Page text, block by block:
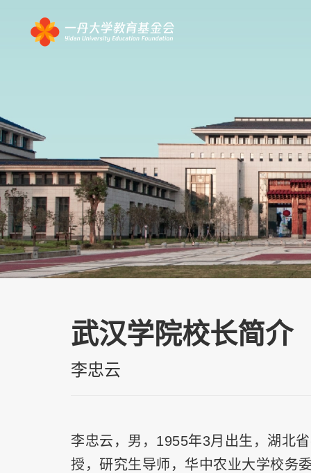
武汉学院校长简介
李忠云
李忠云，男，1955年3月出生，湖北
授，研究生导师，华中农业大学校务